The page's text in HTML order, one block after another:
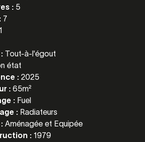
: 5
7
1
Tout-à-l'égout
état
:2025
:65m²
: Fuel
: Radiateurs
:Aménagée et Equipée
: 1979